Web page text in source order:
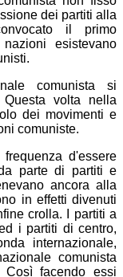
dei partiti alla
il primo
esistevano
comunista si
volta nella
dei movimenti e
comuniste.
d'essere
parte di partiti e
ancora alla
in effetti divenuti
crolla. I partiti a
i partiti di centro,
internazionale,
comunista
facendo essi